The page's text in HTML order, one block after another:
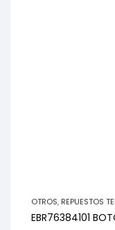
OTROS, REPUESTOS
EBR76384101